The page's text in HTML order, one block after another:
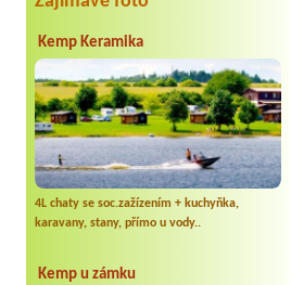
Kemp Keramika
4L chaty se soc.zažízením + kuchyňka,
karavany, stany, přímo u vody..
Kemp u zámku